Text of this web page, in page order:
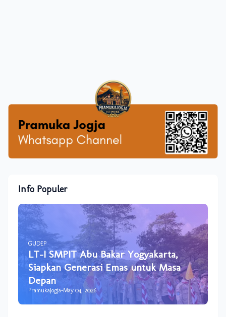
Info Populer
GUDEP
LT-I SMPIT Abu Bakar Yogyakarta,
Siapkan Generasi Emas untuk Masa
Depan
PramukaJogja-May 04, 2026